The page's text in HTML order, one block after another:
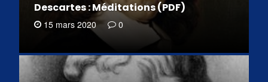
Descartes : Méditations (PDF)
15 mars 2020 0